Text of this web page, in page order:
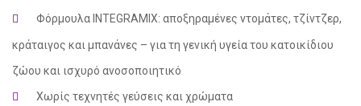
Φόρμουλα INTEGRAMIX: αποξηραμένες ντομάτες, τζίντζερ,
κράταιγος και μπανάνες – για τη γενική υγεία του κατοικίδιου
ζώου και ισχυρό ανοσοποιητικό
Χωρίς τεχνητές γεύσεις και χρώματα